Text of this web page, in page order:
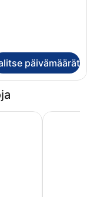
päivämäärät
All-